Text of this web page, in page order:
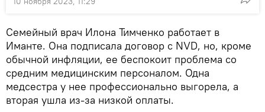
Семейный врач Илона Тимченко работает в
Иманте. Она подписала договор с NVD, но, кроме
обычной инфляции, ее беспокоит проблема со
средним медицинским персоналом. Одна
медсестра у нее профессионально выгорела, а
вторая ушла из-за низкой оплаты.